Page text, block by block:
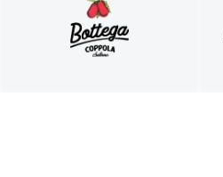
Autêntica culinária italiana